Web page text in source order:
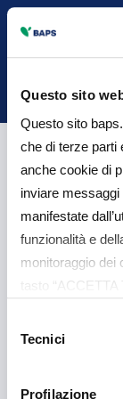
Questo sito
Questo sito
che di terze parti
anche cookie di
inviare
manifestate
funzionalità e
monitoraggio dei
tasto
analitici. Il
qualsiasi
preferenze può
delTecnici
Profilazione
–